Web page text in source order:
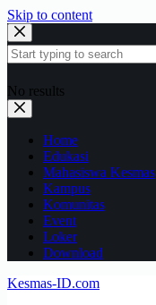
Skip to content
No results
Home
Edukasi
Mahasiswa Kesmas
Kampus
Komunitas
Event
Loker
Download
Kesmas-ID.com